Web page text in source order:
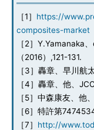
［1］ https://
composites-market
［2］Y.Yamanaka
（2016）,121-131.
［3］轟章、早川
［4］轟章、他、
［5］中森康友、他
［6］特許第
［7］ http://